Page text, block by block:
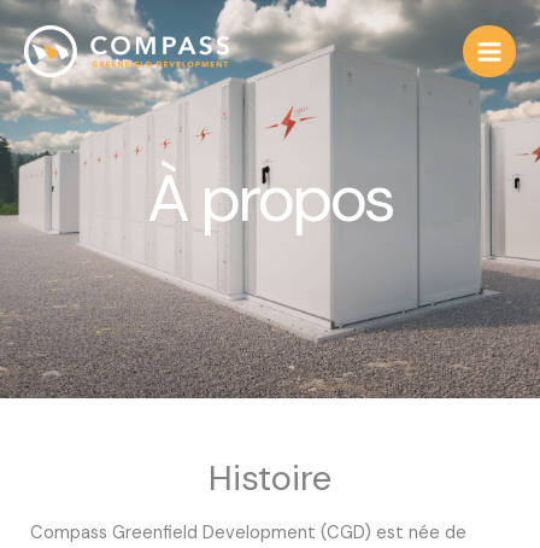
Aller
au
contenu
À propos
Histoire
Compass Greenfield Development (CGD) est née de